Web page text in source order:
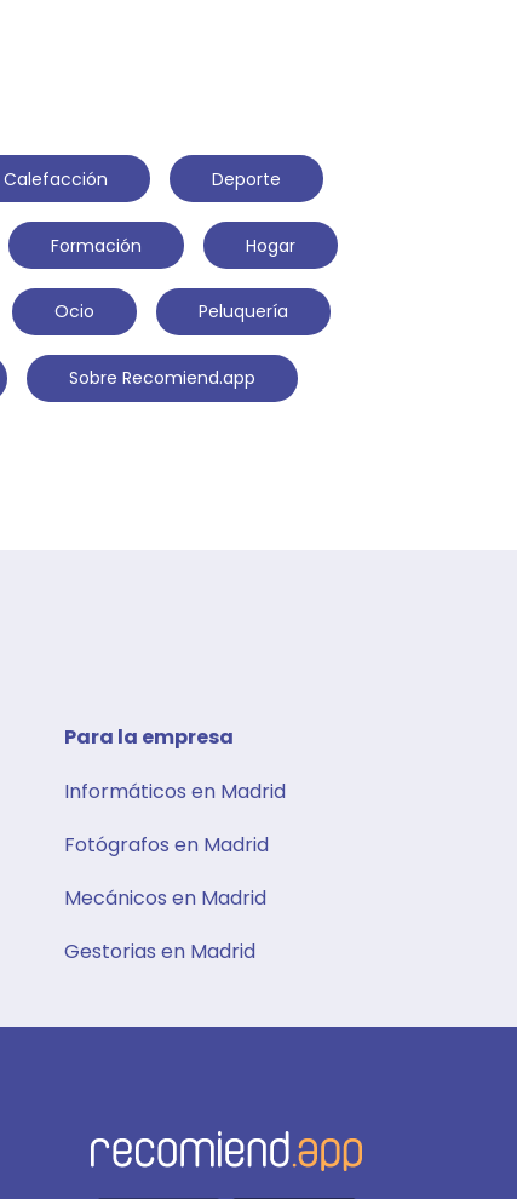
Calefacción Deporte
Formación Hogar
Ocio Peluquería
Sobre Recomiend.app
Para la empresa
Informáticos en Madrid
Fotógrafos en Madrid
Mecánicos en Madrid
Gestorias en Madrid